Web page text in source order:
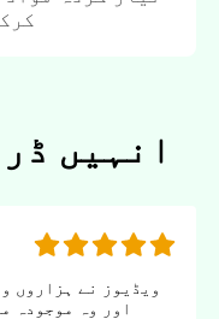
انہیں
اور وہ موجودہ